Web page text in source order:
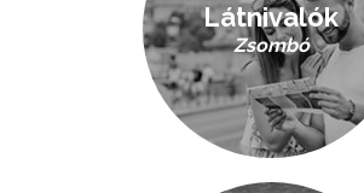
Látnivalók
Zsombó